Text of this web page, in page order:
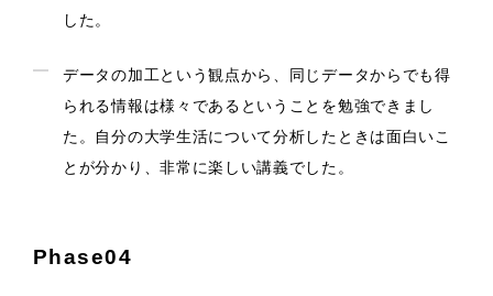
した。
データの加工という観点から、同じデータからでも得
られる情報は様々であるということを勉強できまし
た。自分の大学生活について分析したときは面白いこ
とが分かり、非常に楽しい講義でした。
Phase04